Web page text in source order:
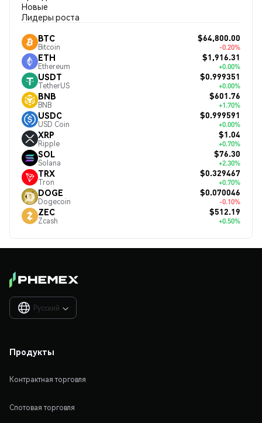
Новые
Лидеры роста
BTC
Bitcoin
$64,800.00
-0.20%
ETH
Ethereum
$1,916.31
+0.00%
USDT
TetherUS
$0.999351
+0.00%
BNB
BNB
$601.76
+1.70%
USDC
USD Coin
$0.999591
+0.00%
XRP
Ripple
$1.04
+0.70%
SOL
Solana
$76.30
+2.30%
TRX
Tron
$0.329467
+0.70%
DOGE
Dogecoin
$0.070046
-0.10%
ZEC
Zcash
$512.19
+0.50%
Русский 
Продукты
Контрактная торговля
Спотовая торговля